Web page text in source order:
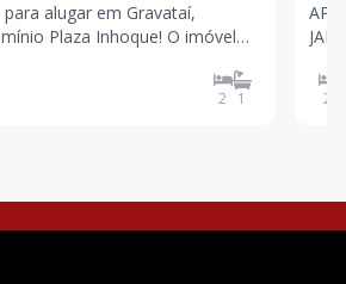
alugar em Gravataí,
Plaza Inhoque! O imóvel
sala de estar aconchegante,
e sacada. Uma
2 1
11
2